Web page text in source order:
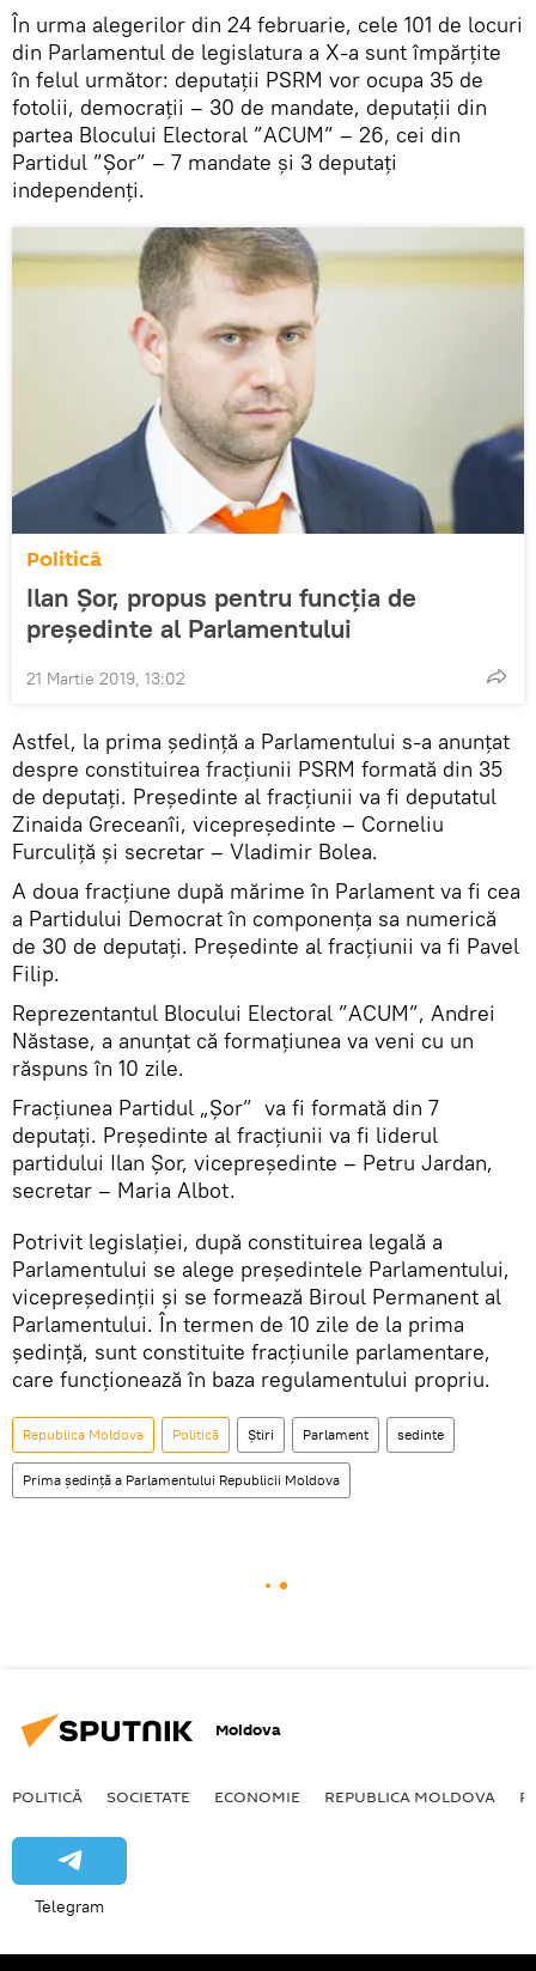
În urma alegerilor din 24 februarie, cele 101 de locuri
din Parlamentul de legislatura a X-a sunt împărțite
în felul următor: deputații PSRM vor ocupa 35 de
fotolii, democrații – 30 de mandate, deputații din
partea Blocului Electoral ”ACUM” – 26, cei din
Partidul ”Șor” – 7 mandate și 3 deputați
independenți.
Politică
Ilan Șor, propus pentru funcția de
președinte al Parlamentului
21 Martie 2019, 13:02
Astfel, la prima ședință a Parlamentului s-a anunțat
despre constituirea fracțiunii PSRM formată din 35
de deputați. Președinte al fracțiunii va fi deputatul
Zinaida Greceanîi, vicepreședinte – Corneliu
Furculiță și secretar – Vladimir Bolea.
A doua fracțiune după mărime în Parlament va fi cea
a Partidului Democrat în componența sa numerică
de 30 de deputați. Președinte al fracțiunii va fi Pavel
Filip.
Reprezentantul Blocului Electoral ”ACUM”, Andrei
Năstase, a anunțat că formațiunea va veni cu un
răspuns în 10 zile.
Fracțiunea Partidul „Șor” va fi formată din 7
deputați. Președinte al fracțiunii va fi liderul
partidului Ilan Șor, vicepreședinte – Petru Jardan,
secretar – Maria Albot.
Potrivit legislației, după constituirea legală a
Parlamentului se alege preşedintele Parlamentului,
vicepreşedinţii şi se formează Biroul Permanent al
Parlamentului. În termen de 10 zile de la prima
ședință, sunt constituite fracţiunile parlamentare,
care funcţionează în baza regulamentului propriu.
Republica Moldova Politică Știri Parlament sedinte
Prima ședință a Parlamentului Republicii Moldova
Moldova
POLITICĂ SOCIETATE ECONOMIE REPUBLICA MOLDOVA
Telegram